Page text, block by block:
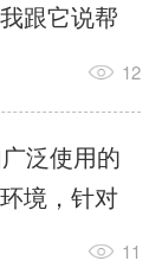
跟它说帮
闹钟，它
是个只会
。它脑子
没有真正
12
泛使用的
境，针对
机提供编 11